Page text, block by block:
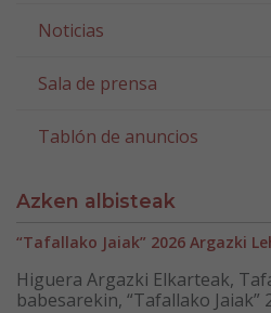
Noticias
Sala de prensa
Tablón de anuncios
Azken albisteak
“Tafallako Jaiak” 2026 Argazki
Higuera Argazki Elkarteak,
babesarekin, “Tafallako Jaiak”